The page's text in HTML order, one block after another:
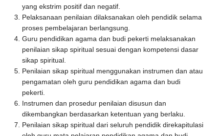
yang ekstrim positif dan negatif.
Pelaksanaan penilaian dilaksanakan oleh pendidik selama
proses pembelajaran berlangsung.
Guru pendidikan agama dan budi pekerti melaksanakan
penilaian sikap spiritual sesuai dengan kompetensi dasar
sikap spiritual.
Penilaian sikap spiritual menggunakan instrumen dan atau
pengamatan oleh guru pendidikan agama dan budi
pekerti.
Instrumen dan prosedur penilaian disusun dan
dikembangkan berdasarkan ketentuan yang berlaku.
Penilaian sikap spiritual dari seluruh pendidik direkapitulasi